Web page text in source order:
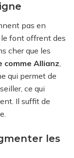
pas en
le font offrent des
cher que les
comme Allianz,
qui permet de
ce qui
Il suffit de
les